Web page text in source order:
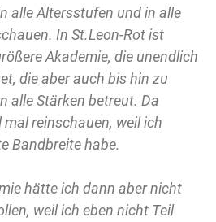
alle Altersstufen und in alle
In St.Leon-Rot ist
Akademie, die unendlich
die aber auch bis hin zu
alle Stärken betreut. Da
reinschauen, weil ich
Bandbreite habe.
hätte ich dann aber nicht
weil ich eben nicht Teil